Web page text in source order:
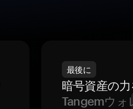
最後に
暗号資産の
Tangemウォ